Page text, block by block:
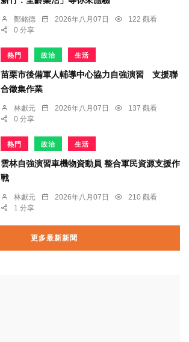
鄭銘德 2026年八月07日
122 觀看
0 分享
熱門 政治 生活
苗栗市後備軍人輔導中心協力自強演習 支援聯
合徵集作業
林獻元 2026年八月07日
137 觀看
0 分享
熱門 政治 生活
雲林自強演習車機物資動員 整合軍民資源支援作
戰
林獻元 2026年八月07日
210 觀看
1 分享
更多最新新聞